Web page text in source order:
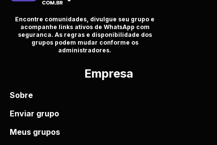
Encontre comunidades, divulgue seu grupo e
acompanhe links ativos de WhatsApp com
seguranca. As regras e disponibilidade dos
grupos podem mudar conforme os
administradores.
Empresa
Sobre
Enviar grupo
Meus grupos